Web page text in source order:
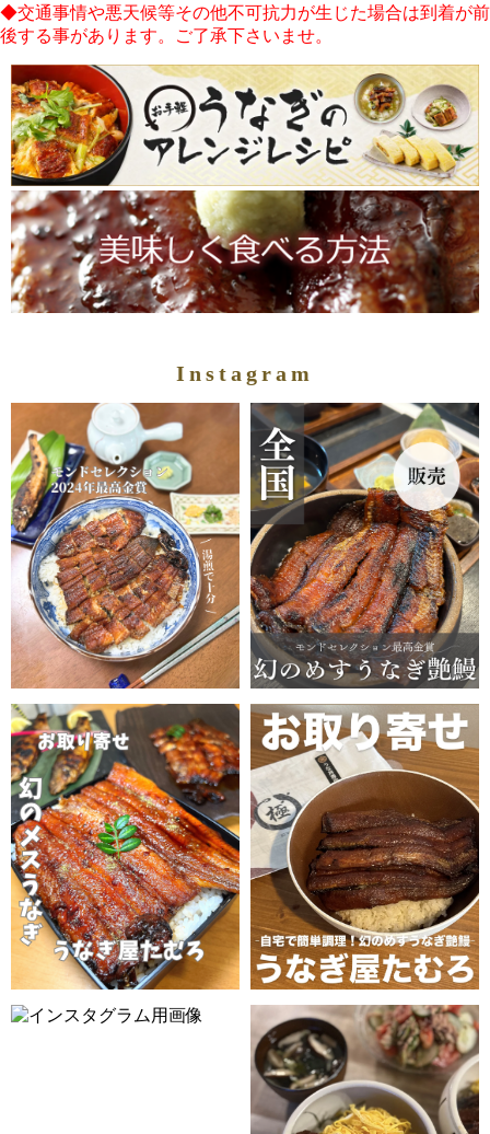
◆交通事情や悪天候等その他不可抗力が生じた場合は到着が前
後する事があります。ご了承下さいませ。
Instagram